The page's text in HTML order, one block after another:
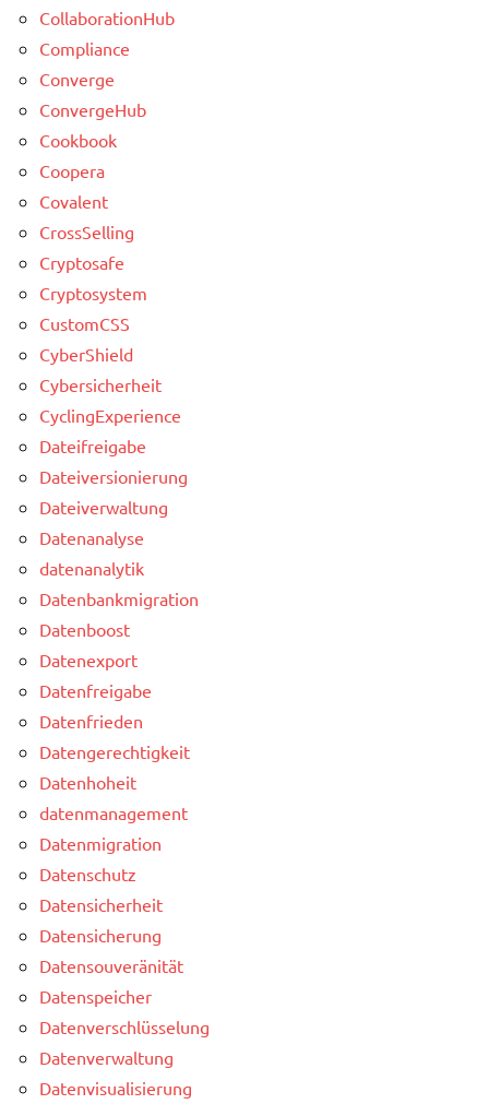
CollaborationHub
Compliance
Converge
ConvergeHub
Cookbook
Coopera
Covalent
CrossSelling
Cryptosafe
Cryptosystem
CustomCSS
CyberShield
Cybersicherheit
CyclingExperience
Dateifreigabe
Dateiversionierung
Dateiverwaltung
Datenanalyse
datenanalytik
Datenbankmigration
Datenboost
Datenexport
Datenfreigabe
Datenfrieden
Datengerechtigkeit
Datenhoheit
datenmanagement
Datenmigration
Datenschutz
Datensicherheit
Datensicherung
Datensouveränität
Datenspeicher
Datenverschlüsselung
Datenverwaltung
Datenvisualisierung